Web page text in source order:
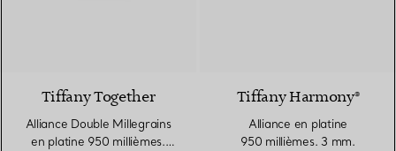
Tiffany Together
Alliance Double Millegrains
en platine 950 millièmes.
Tiffany Harmony®
Alliance en platine
950 millièmes. 3 mm.